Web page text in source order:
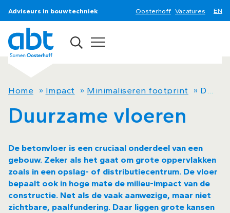
Adviseurs in bouwtechniek Oosterhoff Vacatures
Home » Impact » Minimaliseren footprint » Duurzame vloeren
Duurzame vloeren
De betonvloer is een cruciaal onderdeel van een
gebouw. Zeker als het gaat om grote oppervlakken
zoals in een opslag- of distributiecentrum. De vloer
bepaalt ook in hoge mate de milieu-impact van de
constructie. Net als de vaak aanwezige, maar niet
zichtbare, paalfundering. Daar liggen grote kansen